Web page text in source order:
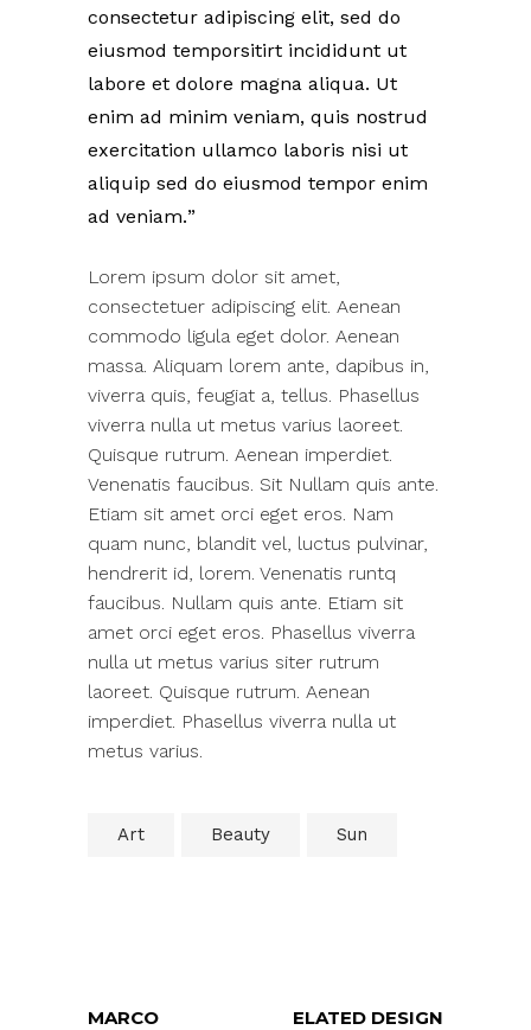
consectetur adipiscing elit, sed do
eiusmod temporsitirt incididunt ut
labore et dolore magna aliqua. Ut
enim ad minim veniam, quis nostrud
exercitation ullamco laboris nisi ut
aliquip sed do eiusmod tempor enim
ad veniam.
Lorem ipsum dolor sit amet,
consectetuer adipiscing elit. Aenean
commodo ligula eget dolor. Aenean
massa. Aliquam lorem ante, dapibus in,
viverra quis, feugiat a, tellus. Phasellus
viverra nulla ut metus varius laoreet.
Quisque rutrum. Aenean imperdiet.
Venenatis faucibus. Sit Nullam quis ante.
Etiam sit amet orci eget eros. Nam
quam nunc, blandit vel, luctus pulvinar,
hendrerit id, lorem. Venenatis runtq
faucibus. Nullam quis ante. Etiam sit
amet orci eget eros. Phasellus viverra
nulla ut metus varius siter rutrum
laoreet. Quisque rutrum. Aenean
imperdiet. Phasellus viverra nulla ut
metus varius.
Art Beauty Sun
MARCO
ELATED DESIGN